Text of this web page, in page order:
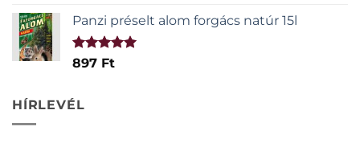
Panzi préselt alom forgács natúr 15l
Értékelés:
897 Ft
HÍRLEVÉL